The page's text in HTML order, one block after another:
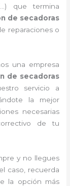
que termina
de secadoras
reparaciones o
una empresa
de secadoras
servicio a
la mejor
necesarias
de tu
y no llegues
caso, recuerda
la opción más